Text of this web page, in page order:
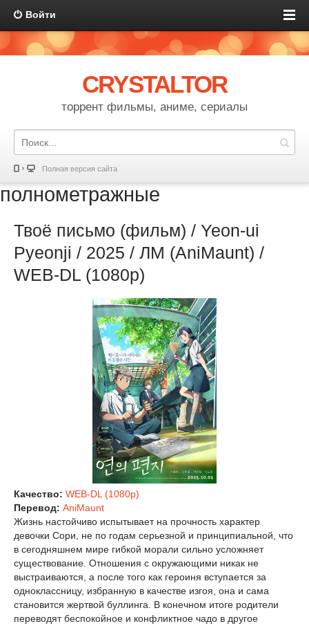
Войти
CRYSTALTOR
торрент фильмы, аниме, сериалы
Полная версия сайта
полнометражные
Твоё письмо (фильм) / Yeon-ui
Pyeonji / 2025 / ЛМ (AniMaunt) /
WEB-DL (1080p)
Качество: WEB-DL (1080p)
Перевод: AniMaunt
Жизнь настойчиво испытывает на прочность характер
девочки Сори, не по годам серьезной и принципиальной, что
в сегодняшнем мире гибкой морали сильно усложняет
существование. Отношения с окружающими никак не
выстраиваются, а после того как героиня вступается за
одноклассницу, избранную в качестве изгоя, она и сама
становится жертвой буллинга. В конечном итоге родители
переводят беспокойное и конфликтное чадо в другое